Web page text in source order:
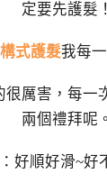
定要先護髮！
式護髮我每
很厲害，每一
兩個禮拜呢。
好順好滑~好